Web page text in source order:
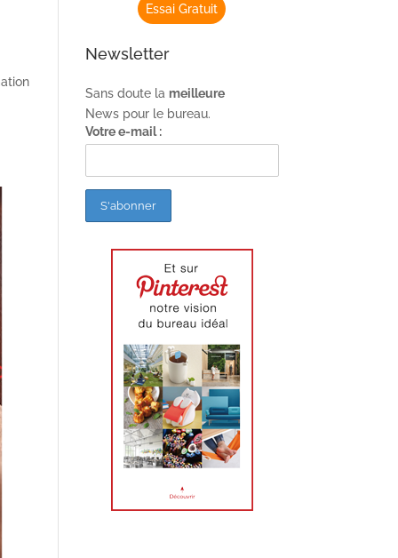
Essai Gratuit
Newsletter
Sans doute la meilleure
News pour le bureau.
Votre e-mail :